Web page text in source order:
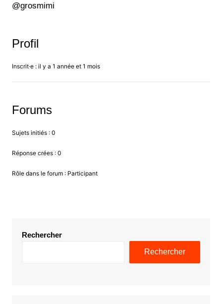
@grosmimi
Profil
Inscrit·e : il y a 1 année et 1 mois
Forums
Sujets initiés : 0
Réponse crées : 0
Rôle dans le forum : Participant
Rechercher
Rechercher